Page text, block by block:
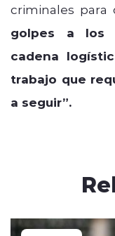
criminales para
golpes a los
cadena
trabajo que
a seguir”.